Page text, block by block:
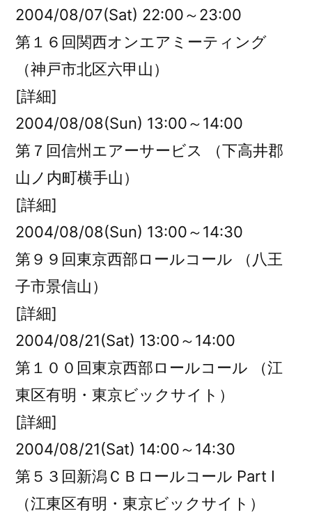
2004/08/07(Sat) 22:00～23:00
第１６回関西オンエアミーティング
（神戸市北区六甲山）
[詳細]
2004/08/08(Sun) 13:00～14:00
第７回信州エアーサービス （下高井郡
山ノ内町横手山）
[詳細]
2004/08/08(Sun) 13:00～14:30
第９９回東京西部ロールコール （八王
子市景信山）
[詳細]
2004/08/21(Sat) 13:00～14:00
第１００回東京西部ロールコール （江
東区有明・東京ビックサイト）
[詳細]
2004/08/21(Sat) 14:00～14:30
第５３回新潟ＣＢロールコール Part I
（江東区有明・東京ビックサイト）